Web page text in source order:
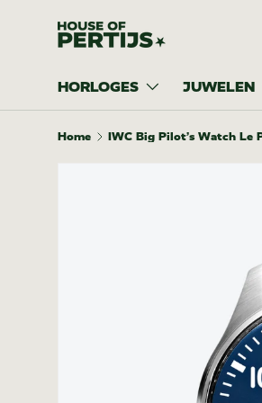
Ga naar inhoud
HORLOGES JUWELEN
Home